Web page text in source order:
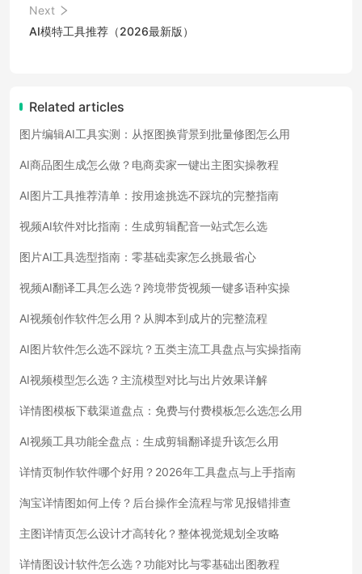
Next
AI模特工具推荐（2026最新版）
Related articles
图片编辑AI工具实测：从抠图换背景到批量修图怎么用
AI商品图生成怎么做？电商卖家一键出主图实操教程
AI图片工具推荐清单：按用途挑选不踩坑的完整指南
视频AI软件对比指南：生成剪辑配音一站式怎么选
图片AI工具选型指南：零基础卖家怎么挑最省心
视频AI翻译工具怎么选？跨境带货视频一键多语种实操
AI视频创作软件怎么用？从脚本到成片的完整流程
AI图片软件怎么选不踩坑？五类主流工具盘点与实操指南
AI视频模型怎么选？主流模型对比与出片效果详解
详情图模板下载渠道盘点：免费与付费模板怎么选怎么用
AI视频工具功能全盘点：生成剪辑翻译提升该怎么用
详情页制作软件哪个好用？2026年工具盘点与上手指南
淘宝详情图如何上传？后台操作全流程与常见报错排查
主图详情页怎么设计才高转化？整体视觉规划全攻略
详情图设计软件怎么选？功能对比与零基础出图教程